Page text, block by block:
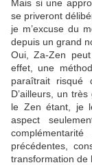
Mais si une
se priveront
je m’excuse du
depuis un grand
Oui, Za-Zen
effet, une
paraîtrait risqué
D’ailleurs, un
le Zen étant, je
aspect
précédentes,
transformation de